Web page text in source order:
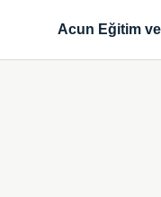
Acun Eğitim ve